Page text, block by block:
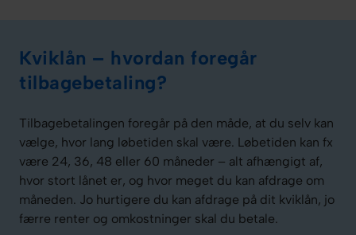
Kviklån – hvordan foregår
tilbagebetaling?
Tilbagebetalingen foregår på den måde, at du selv kan
vælge, hvor lang løbetiden skal være. Løbetiden kan fx
være 24, 36, 48 eller 60 måneder – alt afhængigt af,
hvor stort lånet er, og hvor meget du kan afdrage om
måneden. Jo hurtigere du kan afdrage på dit kviklån, jo
færre renter og omkostninger skal du betale.